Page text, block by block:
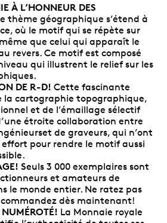
À L’HONNEUR DES
thème géographique s’étend à
où le motif qui se répète sur
que celui qui apparaît le
revers. Ce motif est composé
qui illustrent le relief sur les
DE R-D! Cette fascinante
la cartographie topographique,
et de l’émaillage sélectif
étroite collaboration entre
de graveurs, qui n’ont
pour rendre le motif aussi
Seuls 3 000 exemplaires sont
et amateurs de
le monde entier. Ne ratez pas
dès maintenant!
La Monnaie royale